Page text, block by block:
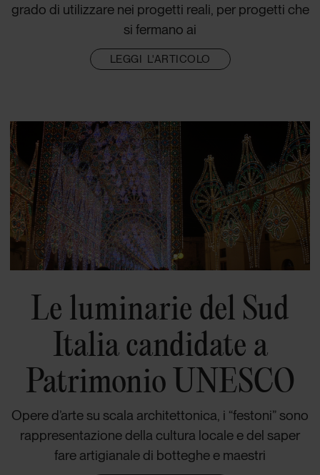
grado di utilizzare nei progetti reali, per progetti che
si fermano ai
LEGGI L'ARTICOLO
Le luminarie del Sud
Italia candidate a
Patrimonio UNESCO
Opere d’arte su scala architettonica, i “festoni” sono
rappresentazione della cultura locale e del saper
fare artigianale di botteghe e maestri